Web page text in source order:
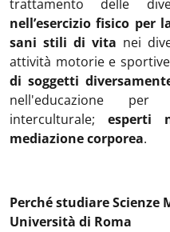
trattamento delle
nell’esercizio fisico per
sani stili di vita nei
attività motorie e
di soggetti
nell'educazione
interculturale;esperti
mediazione corporea.
Perché studiare Scienze
Università di Roma